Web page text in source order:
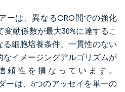
ーは、異なるCRO間での強化
動係数が最大30%に達するこ
る細胞培養条件、一貫性のない
イメージングアルゴリズムが
頼性を損なっています。
ーは、5つのアッセイを単一の